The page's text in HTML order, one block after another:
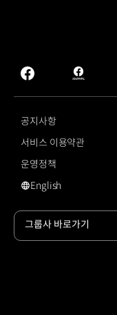
facebook
hmg
journal
공지사항
서비스 이용약관
운영정책
#경영성과
English
그룹사 바로가기